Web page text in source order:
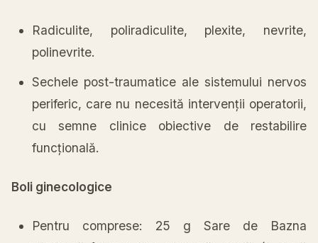
Radiculite, poliradiculite, plexite, nevrite,
polinevrite.
Sechele post-traumatice ale sistemului nervos
periferic, care nu necesită intervenții operatorii,
cu semne clinice obiective de restabilire
funcțională.
Boli ginecologice
Pentru comprese: 25 g Sare de Bazna